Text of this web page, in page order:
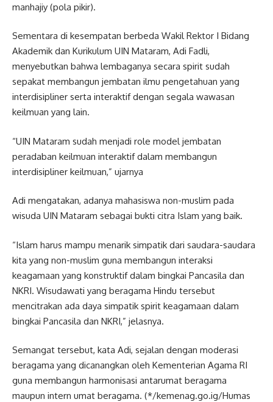
manhajiy (pola pikir).
Sementara di kesempatan berbeda Wakil Rektor I Bidang
Akademik dan Kurikulum UIN Mataram, Adi Fadli,
menyebutkan bahwa lembaganya secara spirit sudah
sepakat membangun jembatan ilmu pengetahuan yang
interdisipliner serta interaktif dengan segala wawasan
keilmuan yang lain.
“UIN Mataram sudah menjadi role model jembatan
peradaban keilmuan interaktif dalam membangun
interdisipliner keilmuan,” ujarnya
Adi mengatakan, adanya mahasiswa non-muslim pada
wisuda UIN Mataram sebagai bukti citra Islam yang baik.
“Islam harus mampu menarik simpatik dari saudara-saudara
kita yang non-muslim guna membangun interaksi
keagamaan yang konstruktif dalam bingkai Pancasila dan
NKRI. Wisudawati yang beragama Hindu tersebut
mencitrakan ada daya simpatik spirit keagamaan dalam
bingkai Pancasila dan NKRI,” jelasnya.
Semangat tersebut, kata Adi, sejalan dengan moderasi
beragama yang dicanangkan oleh Kementerian Agama RI
guna membangun harmonisasi antarumat beragama
maupun intern umat beragama. (*/kemenag.go.ig/Humas